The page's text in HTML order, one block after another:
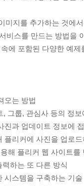
미지를 추가하는 것에
비스를 만드는 방법을
에 포함된 다양한 예
오는 방법
그룹, 관심사 등의 정
진과 업데이트 정보에
플리커에 사진을 업로드
해 플리커 웹 사이트를
하는 또 다른 방식
시스템을 구축하는 기술